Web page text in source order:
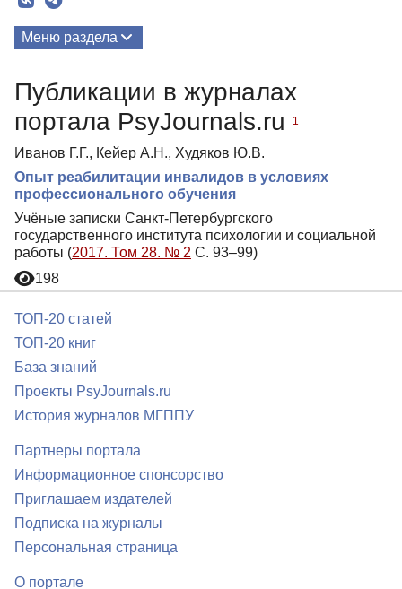
Меню раздела
Публикации в журналах
портала PsyJournals.ru
1
Иванов Г.Г., Кейер А.Н., Худяков Ю.В.
Опыт реабилитации инвалидов в условиях
профессионального обучения
Учёные записки Санкт-Петербургского
государственного института психологии и социальной
работы (2017. Том 28. № 2 С. 93–99)
198
ТОП-20 статей
ТОП-20 книг
База знаний
Проекты PsyJournals.ru
История журналов МГППУ
Партнеры портала
Информационное спонсорство
Приглашаем издателей
Подписка на журналы
Персональная страница
О портале